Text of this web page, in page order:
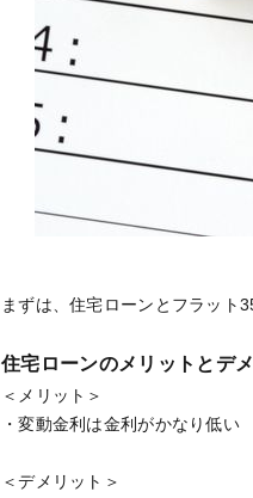
まずは、住宅ローンとフラット
住宅ローンのメリットとデ
＜メリット＞
・変動金利は金利がかなり低い
＜デメリット＞